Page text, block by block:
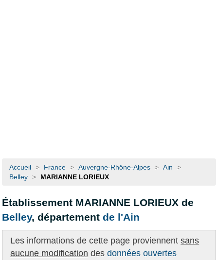
Accueil > France > Auvergne-Rhône-Alpes > Ain
>
Belley > MARIANNE LORIEUX
Établissement MARIANNE LORIEUX de
Belley, départementde l'Ain
Les informations de cette page proviennentsans
aucune modification desdonnées ouvertes